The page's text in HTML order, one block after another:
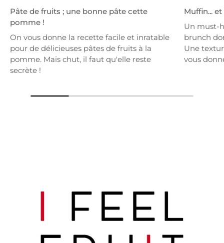
Pâte de fruits ; une bonne pâte cette
pomme !
On vous donne la recette facile et inratable
pour de délicieuses pâtes de fruits à la
pomme. Mais chut, il faut qu'elle reste
secrète !
Muffin...
Un must-
brunch
Une
vous